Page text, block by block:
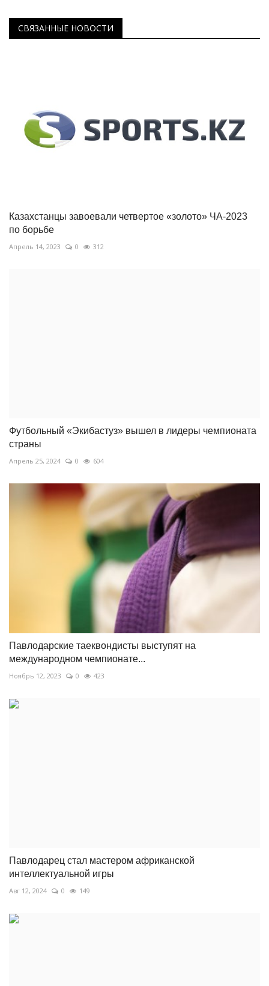
СВЯЗАННЫЕ НОВОСТИ
Казахстанцы завоевали четвертое «золото» ЧА-2023
по борьбе
Апрель 14, 2023 0 312
Футбольный «Экибастуз» вышел в лидеры чемпионата
страны
Апрель 25, 2024 0 604
Павлодарские таеквондисты выступят на
международном чемпионате...
Ноябрь 12, 2023 0 423
Павлодарец стал мастером африканской
интеллектуальной игры
Авг 12, 2024 0 149